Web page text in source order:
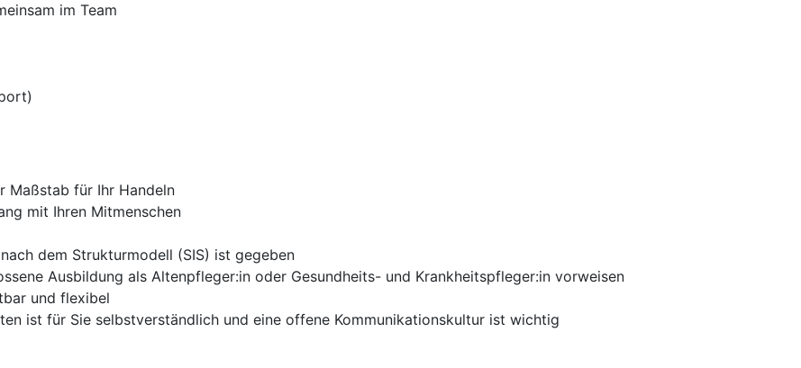
im Team
Maßstab für Ihr Handeln
mit Ihren Mitmenschen
dem Strukturmodell (SIS) ist gegeben
Ausbildung als Altenpfleger:in oder Gesundheits- und Krankheitspfleger:in vorweisen
und flexibel
ist für Sie selbstverständlich und eine offene Kommunikationskultur ist wichtig